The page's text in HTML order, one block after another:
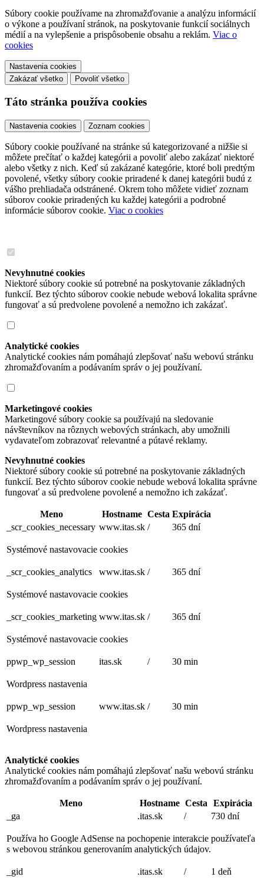
Súbory cookie používame na zhromažďovanie a analýzu informácií
o výkone a používaní stránok, na poskytovanie funkcií sociálnych
médií a na vylepšenie a prispôsobenie obsahu a reklám. Viac o
cookies
Nastavenia cookies
Zakázať všetko
Povoliť všetko
Táto stránka používa cookies
Nastavenia cookies Zoznam cookies
Súbory cookie používané na stránke sú kategorizované a nižšie si
môžete prečítať o každej kategórii a povoliť alebo zakázať niektoré
alebo všetky z nich. Keď sú zakázané kategórie, ktoré boli predtým
povolené, všetky súbory cookie priradené k danej kategórii budú z
vášho prehliadača odstránené. Okrem toho môžete vidieť zoznam
súborov cookie priradených ku každej kategórii a podrobné
informácie súborov cookie. Viac o cookies
Nevyhnutné cookies
Niektoré súbory cookie sú potrebné na poskytovanie základných
funkcií. Bez týchto súborov cookie nebude webová lokalita správne
fungovať a sú predvolene povolené a nemožno ich zakázať.
Analytické cookies
Analytické cookies nám pomáhajú zlepšovať našu webovú stránku
zhromažďovaním a podávaním správ o jej používaní.
Marketingové cookies
Marketingové súbory cookie sa používajú na sledovanie
návštevníkov na rôznych webových stránkach, aby umožnili
vydavateľom zobrazovať relevantné a pútavé reklamy.
Nevyhnutné cookies
Niektoré súbory cookie sú potrebné na poskytovanie základných
funkcií. Bez týchto súborov cookie nebude webová lokalita správne
fungovať a sú predvolene povolené a nemožno ich zakázať.
Meno Hostname Cesta Expirácia
_scr_cookies_necessary www.itas.sk / 365 dní
Systémové nastavovacie cookies
_scr_cookies_analytics www.itas.sk / 365 dní
Systémové nastavovacie cookies
_scr_cookies_marketing www.itas.sk / 365 dní
Systémové nastavovacie cookies
ppwp_wp_session itas.sk / 30 min
Wordpress nastavenia
ppwp_wp_session www.itas.sk / 30 min
Wordpress nastavenia
Analytické cookies
Analytické cookies nám pomáhajú zlepšovať našu webovú stránku
zhromažďovaním a podávaním správ o jej používaní.
Meno Hostname Cesta
Expirácia
_ga
.itas.sk / 730 dní
Používa ho Google AdSense na pochopenie interakcie používateľa
s webovou stránkou generovaním analytických údajov.
_gid .itas.sk / 1 deň